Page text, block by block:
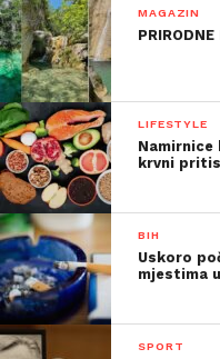
MAGAZIN
LIFESTYLE
Namirnice
krvni
BIH
Uskoro
mjestima
SPORT